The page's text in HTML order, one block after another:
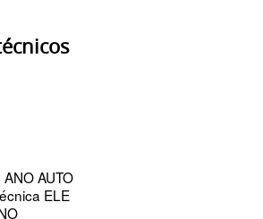
AUTO
ELE